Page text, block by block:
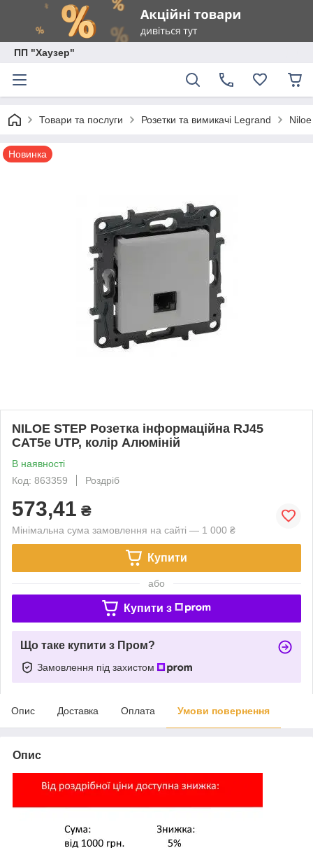
ПП "Хаузер"
Товари та послуги Розетки та вимикачі Legrand
Новинка
NILOE STEP Розетка інформаційна RJ45
CAT5e UTP, колір Алюміній
В наявності
Код: 863359
Роздріб
573,41 ₴
Мінімальна сума замовлення на сайті — 1 000 ₴
Купити
або
Купити з
Що таке купити з Пром?
Замовлення під захистом
Опис Доставка Оплата Умови повернення
Опис